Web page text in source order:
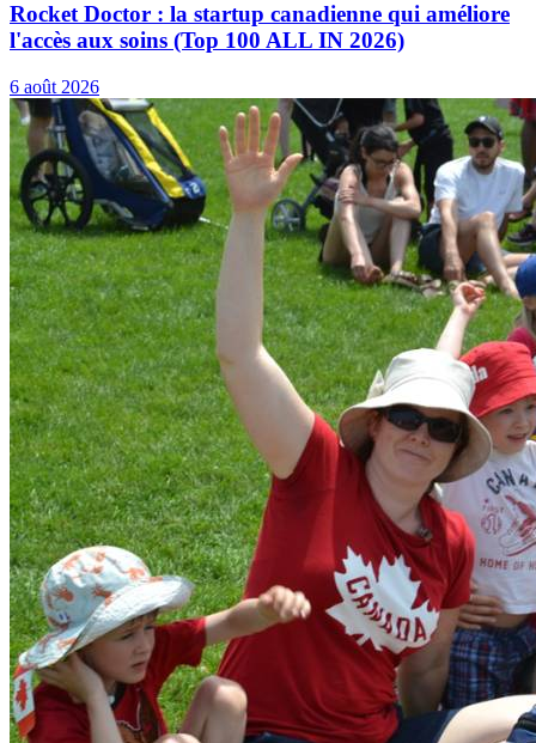
Rocket Doctor : la startup canadienne qui améliore
l'accès aux soins (Top 100 ALL IN 2026)
6 août 2026